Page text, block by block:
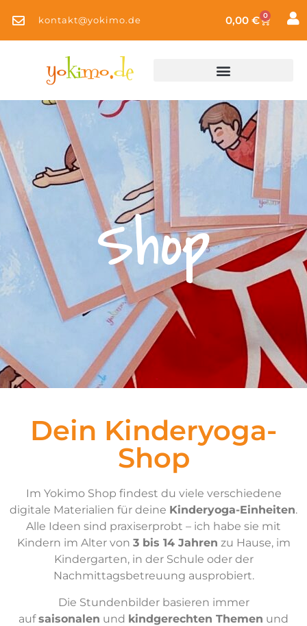
kontakt@yokimo.de 0,00 € 0
Shop
Dein Kinderyoga-
Shop
Im Yokimo Shop findest du viele verschiedene
digitale Materialien für deine Kinderyoga-Einheiten.
Alle Ideen sind praxiserprobt – ich habe sie mit
Kindern im Alter von 3 bis 14 Jahren zu Hause, im
Kindergarten, in der Schule oder der
Nachmittagsbetreuung ausprobiert.
Die Stundenbilder basieren immer
aufsaisonalen und kindgerechten Themen und